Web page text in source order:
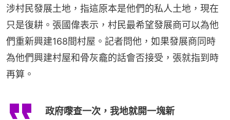
涉村民發展土地，指這原本是他們的私人土地，現在
只是復耕。張國偉表示，村民最希望發展商可以為他
們重新興建168間村屋。記者問他，如果發展商同時
為他們興建村屋和骨灰龕的話會否接受，張就指到時
再算。
政府嚟查一次，我地就開一塊新